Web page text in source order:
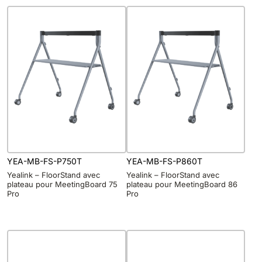
YEA-MB-FS-P750T
Yealink – FloorStand avec
plateau pour MeetingBoard 75
Pro
YEA-MB-FS-P860T
Yealink – FloorStand avec
plateau pour MeetingBoard 86
Pro